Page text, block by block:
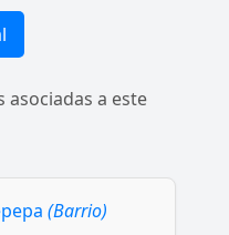
asociadas a este
(Barrio)